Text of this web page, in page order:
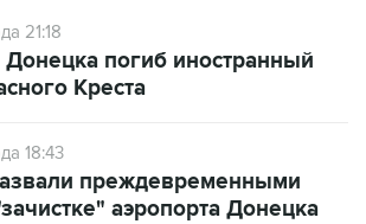
21:18
погиб иностранный
Креста
18:43
преждевременными
аэропорта Донецка